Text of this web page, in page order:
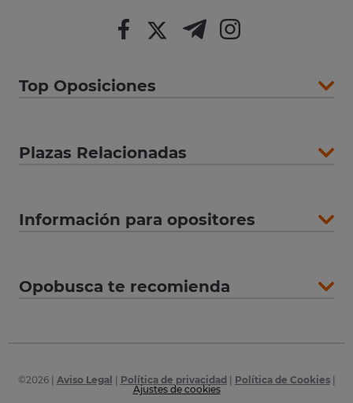
Top Oposiciones
Plazas Relacionadas
Información para opositores
Opobusca te recomienda
©2026| Aviso Legal Política de privacidad Política de Cookies|
Ajustes de cookies